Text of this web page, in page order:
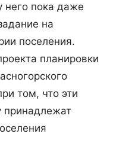
него пока даже
на
поселения.
планировки
том, что эти
принадлежат